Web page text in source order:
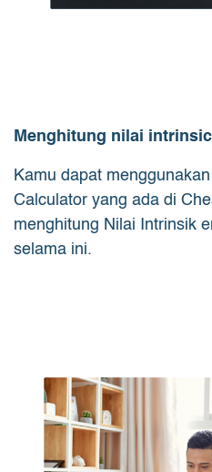
Menghitung nilai intrinsic
Kamu dapat
Calculator yang ada di
menghitung Nilai Intrinsik
selama ini.